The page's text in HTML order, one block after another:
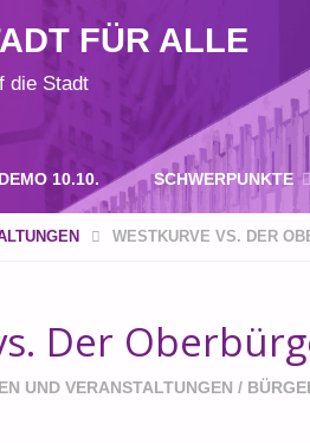
FÜR ALLE
die Stadt
10.10. SCHWERPUNKTE
WESTKURVE VS. DER
Der
UND VERANSTALTUNGEN /